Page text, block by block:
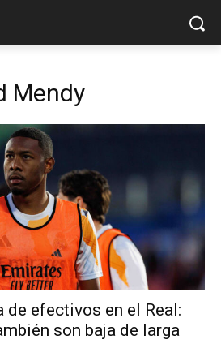
Mendy
de efectivos en el Real:
son baja de larga